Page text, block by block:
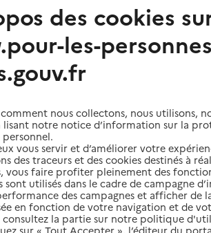
domicile (aide) par département
autonomie à domicile (aide)
(42130) : liste
autonomie à
Ajouter cette recherche aux favoris
des cookies
les-
nous collectons, nous utilisons,
lisant notre notice d’information sur la
vous servir et d’améliorer votre
des traceurs et des cookies destinés à
vous faire profiter pleinement des
sont utilisés dans le cadre de campagne
des campagnes et afficher de
en fonction de votre navigation et de
consultez la partie sur notre politique